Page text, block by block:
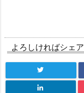
よろしければシェ